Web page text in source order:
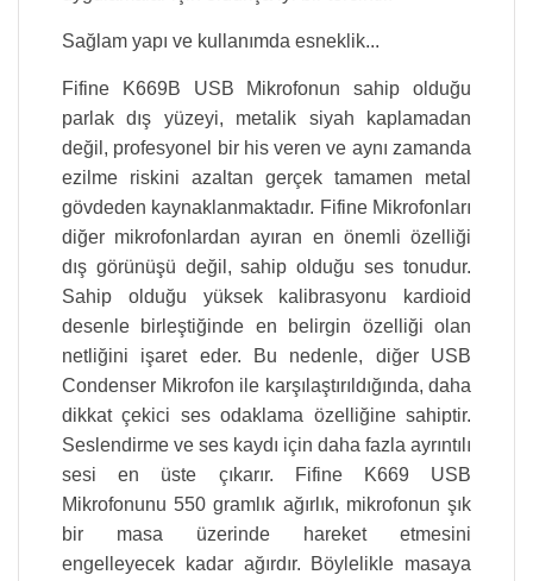
Sağlam yapı ve kullanımda esneklik...
Fifine K669B USB Mikrofonun sahip olduğu
parlak dış yüzeyi, metalik siyah kaplamadan
değil, profesyonel bir his veren ve aynı zamanda
ezilme riskini azaltan gerçek tamamen metal
gövdeden kaynaklanmaktadır. Fifine Mikrofonları
diğer mikrofonlardan ayıran en önemli özelliği
dış görünüşü değil, sahip olduğu ses tonudur.
Sahip olduğu yüksek kalibrasyonu kardioid
desenle birleştiğinde en belirgin özelliği olan
netliğini işaret eder. Bu nedenle, diğer USB
Condenser Mikrofon ile karşılaştırıldığında, daha
dikkat çekici ses odaklama özelliğine sahiptir.
Seslendirme ve ses kaydı için daha fazla ayrıntılı
sesi en üste çıkarır. Fifine K669 USB
Mikrofonunu 550 gramlık ağırlık, mikrofonun şık
bir masa üzerinde hareket etmesini
engelleyecek kadar ağırdır. Böylelikle masaya